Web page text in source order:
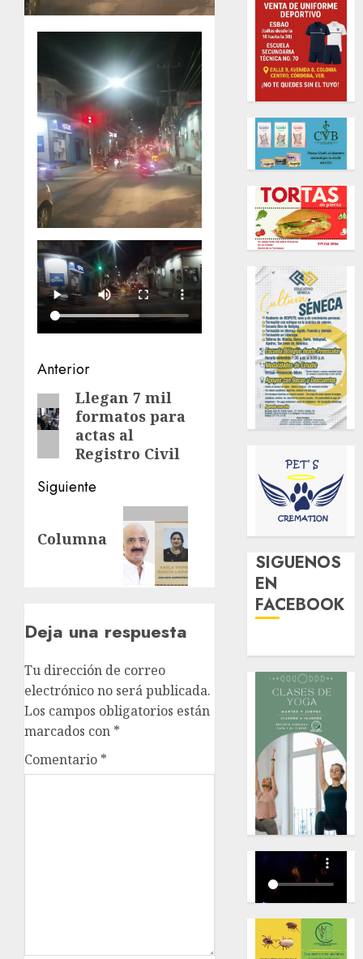
Navegación
de
entradas
Anterior
Entrada
anterior:
Llegan 7 mil
formatos para
actas al
Registro Civil
Siguiente
entrada:
Columna
Deja una respuesta
Tu dirección de correo
electrónico no será publicada.
Los campos obligatorios están
marcados con *
Comentario *
SIGUENOS
EN
FACEBOOK